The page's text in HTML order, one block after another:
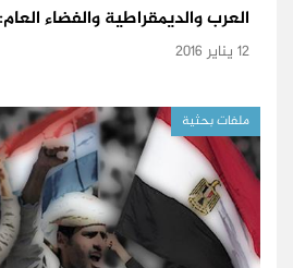
العرب والديمقراطية والفضاء
12 يناير 2016
ملفات بحثية